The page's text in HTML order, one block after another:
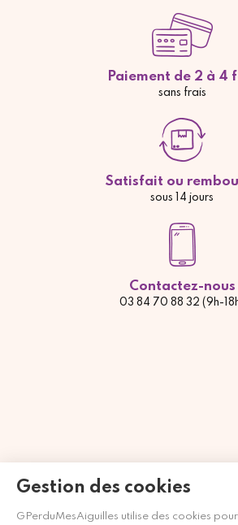
Gestion des cookies
GPerduMesAiguilles utilise des cookies
Paiement de 2 à 4
sans frais
Satisfait ou
sous 14 jours
Contactez-nous
03 84 70 88 32 (9h-
Marchand approuvé par la Société des